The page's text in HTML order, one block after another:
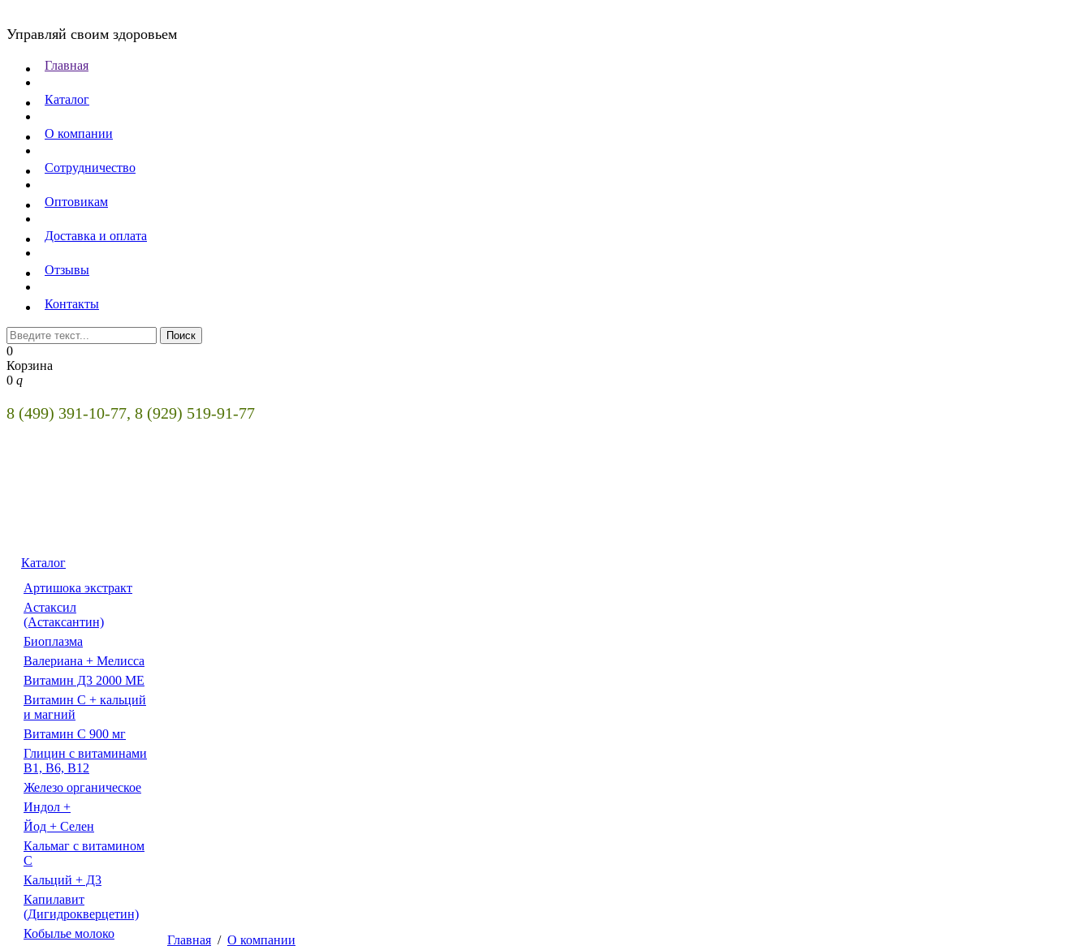
Управляй своим здоровьем
Главная
Каталог
О компании
Сотрудничество
Оптовикам
Доставка и оплата
Отзывы
Контакты
0
Корзина
0 q
8 (499) 391-10-77, 8 (929) 519-91-77
Каталог
Артишока экстракт
Астаксил
(Астаксантин)
Биоплазма
Валериана + Мелисса
Витамин Д3 2000 МЕ
Витамин С + кальций
и магний
Витамин С 900 мг
Глицин с витаминами
В1, В6, В12
Железо органическое
Индол +
Йод + Селен
Кальмаг с витамином
С
Кальций + Д3
Капилавит
(Дигидрокверцетин)
Кобылье молоко
Главная / О компании